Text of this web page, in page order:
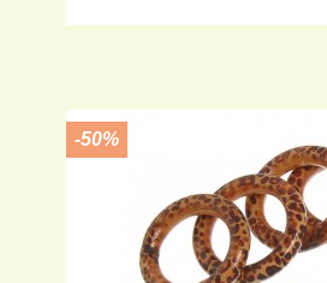
-50%